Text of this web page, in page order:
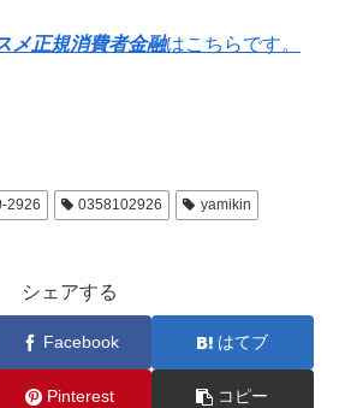
メ正規消費者金融はこちらです。
2926 0358102926
yamikin
シェアする
Facebook はてブ
Pinterest コピー